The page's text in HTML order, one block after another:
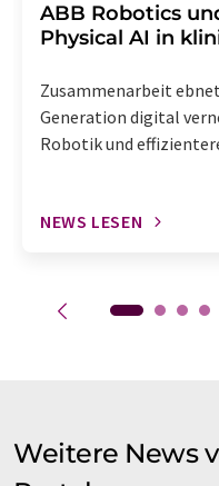
​​​​​​​ABB Robotics
Physical AI in
Zusammenarbeit
Generation digital
Robotik und
NEWS LESEN
Weitere News